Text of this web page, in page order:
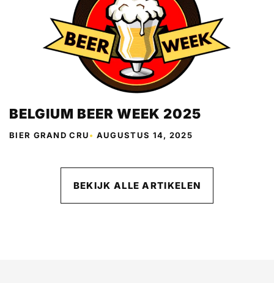
BELGIUM BEER WEEK 2025
BIER GRAND CRU• AUGUSTUS 14, 2025
BEKIJK ALLE ARTIKELEN